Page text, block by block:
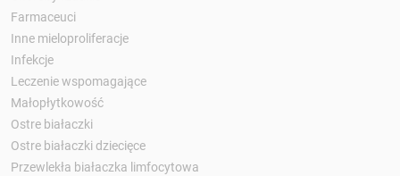
Farmaceuci
Inne mieloproliferacje
Infekcje
Leczenie wspomagające
Małopłytkowość
Ostre białaczki
Ostre białaczki dziecięce
Przewlekła białaczka limfocytowa